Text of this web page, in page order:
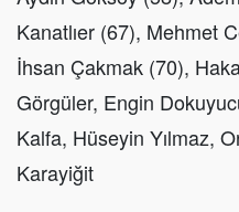
Kanatlıer (67), Mehmet
İhsan Çakmak (70),
Görgüler, Engin
Kalfa, Hüseyin Yılmaz,
Karayiğit